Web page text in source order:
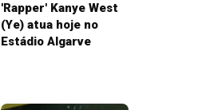
'Rapper' Kanye West
(Ye) atua hoje no
Estádio Algarve